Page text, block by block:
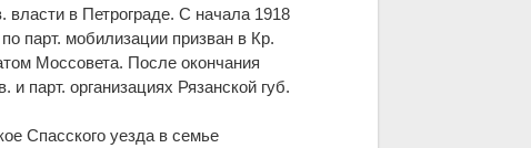
в Петрограде. С начала 1918
парт. мобилизации призван в Кр.
Моссовета. После окончания
парт. организациях Рязанской губ.
Спасского уезда в семье